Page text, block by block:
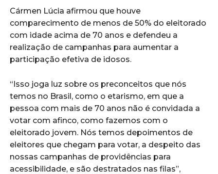
Cármen Lúcia afirmou que houve
comparecimento de menos de 50% do eleitorado
com idade acima de 70 anos e defendeu a
realização de campanhas para aumentar a
participação efetiva de idosos.
“Isso joga luz sobre os preconceitos que nós
temos no Brasil, como o etarismo, em que a
pessoa com mais de 70 anos não é convidada a
votar com afinco, como fazemos com o
eleitorado jovem. Nós temos depoimentos de
eleitores que chegam para votar, a despeito das
nossas campanhas de providências para
acessibilidade, e são destratados nas filas”,